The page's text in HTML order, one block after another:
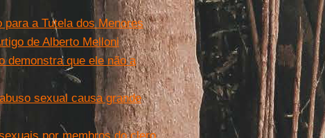
a Tutela dos Menores
de Alberto Melloni
demonstra que ele não a
sexual causa grande